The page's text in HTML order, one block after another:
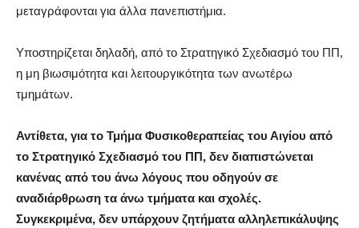
μεταγράφονται για άλλα πανεπιστήμια.
Υποστηρίζεται δηλαδή, από το Στρατηγικό Σχεδιασμό του ΠΠ,
η μη βιωσιμότητα και λειτουργικότητα των ανωτέρω
τμημάτων.
Αντίθετα, για το Τμήμα Φυσικοθεραπείας του Αιγίου από
το Στρατηγικό Σχεδιασμό του ΠΠ, δεν διαπιστώνεται
κανένας από του άνω λόγους που οδηγούν σε
αναδιάρθρωση τα άνω τμήματα και σχολές.
Συγκεκριμένα, δεν υπάρχουν ζητήματα αλληλεπικάλυψης